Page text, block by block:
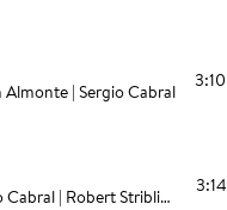
Almonte | Sergio Cabral 3:10
Hector Jesus Alvarez | Sergio Cabral | Robert Stribling 3:14